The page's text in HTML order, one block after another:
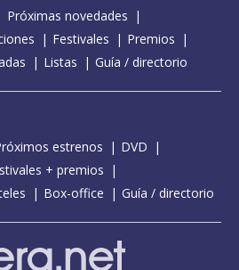
Próximas novedades
Festivales
Premios
Listas Guía / directorio
estrenos
DVD
+ premios
Box-office Guía / directorio